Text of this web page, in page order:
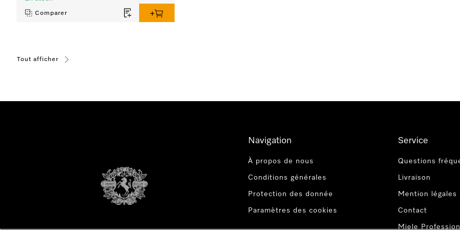
Comparer
Tout afficher
Navigation
À propos de nous
Conditions générales
Protection des donnée
Paramètres des cookies
Service
Questions
Livraison
Mention légales
Contact
Miele